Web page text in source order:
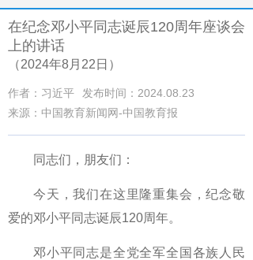
在纪念邓小平同志诞辰120周年座谈会
上的讲话
（2024年8月22日）
作者：习近平
发布时间：2024.08.23
来源：中国教育新闻网-中国教育报
同志们，朋友们：
今天，我们在这里隆重集会，纪念敬
爱的邓小平同志诞辰120周年。
邓小平同志是全党全军全国各族人民